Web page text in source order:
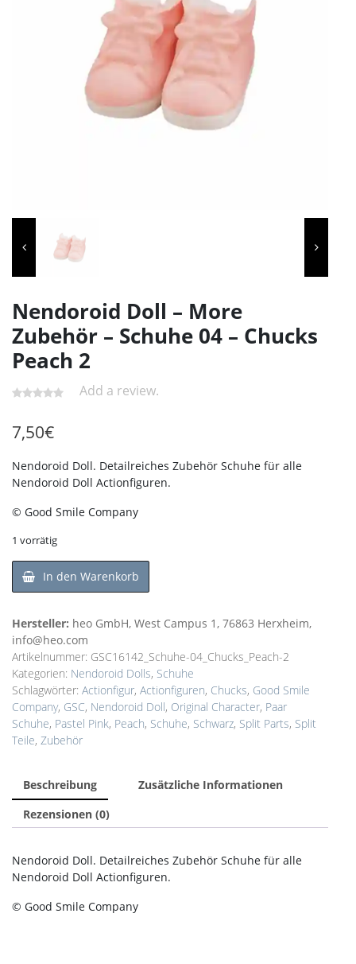
Nendoroid Doll – More
Zubehör – Schuhe 04 – Chucks
Peach 2
Add a review.
7,50€
Nendoroid Doll. Detailreiches Zubehör Schuhe für alle
Nendoroid Doll Actionfiguren.
© Good Smile Company
1 vorrätig
In den Warenkorb
Hersteller: heo GmbH, West Campus 1, 76863 Herxheim,
info@heo.com
Artikelnummer: GSC16142_Schuhe-04_Chucks_Peach-2
Kategorien: Nendoroid Dolls, Schuhe
Schlagwörter: Actionfigur, Actionfiguren, Chucks, Good Smile
Company, GSC, Nendoroid Doll, Original Character, Paar
Schuhe, Pastel Pink, Peach, Schuhe, Schwarz, Split Parts, Split
Teile, Zubehör
Beschreibung
Zusätzliche Informationen
Rezensionen (0)
Nendoroid Doll. Detailreiches Zubehör Schuhe für alle
Nendoroid Doll Actionfiguren.
© Good Smile Company